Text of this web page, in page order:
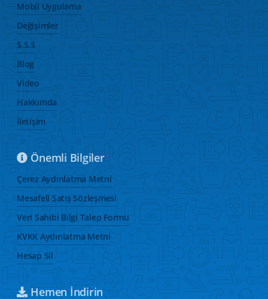
Mobil Uygulama
Değişimler
S.S.S
Blog
Video
Hakkımda
İletişim
Önemli Bilgiler
Çerez Aydınlatma Metni
Mesafeli Satış Sözleşmesi
Veri Sahibi Bilgi Talep Formu
KVKK Aydınlatma Metni
Hesap Sil
Hemen İndirin